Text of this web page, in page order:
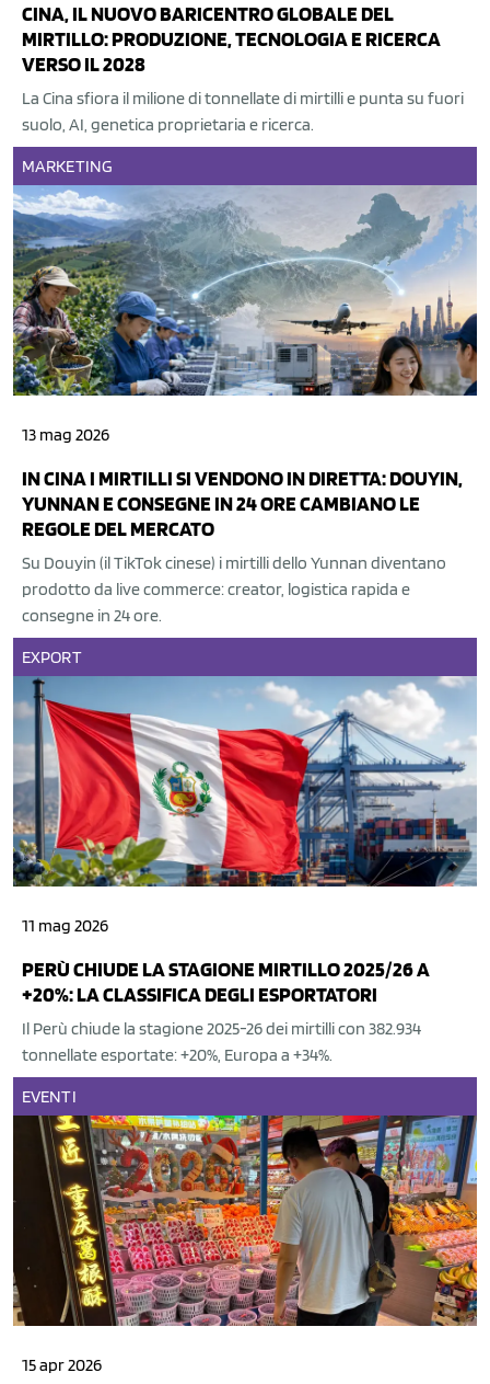
CINA, IL NUOVO BARICENTRO GLOBALE DEL
MIRTILLO: PRODUZIONE, TECNOLOGIA E RICERCA
VERSO IL 2028
La Cina sfiora il milione di tonnellate di mirtilli e punta su fuori
suolo, AI, genetica proprietaria e ricerca.
MARKETING
13 mag 2026
IN CINA I MIRTILLI SI VENDONO IN DIRETTA: DOUYIN,
YUNNAN E CONSEGNE IN 24 ORE CAMBIANO LE
REGOLE DEL MERCATO
Su Douyin (il TikTok cinese) i mirtilli dello Yunnan diventano
prodotto da live commerce: creator, logistica rapida e
consegne in 24 ore.
EXPORT
11 mag 2026
PERÙ CHIUDE LA STAGIONE MIRTILLO 2025/26 A
+20%: LA CLASSIFICA DEGLI ESPORTATORI
Il Perù chiude la stagione 2025-26 dei mirtilli con 382.934
tonnellate esportate: +20%, Europa a +34%.
EVENTI
15 apr 2026